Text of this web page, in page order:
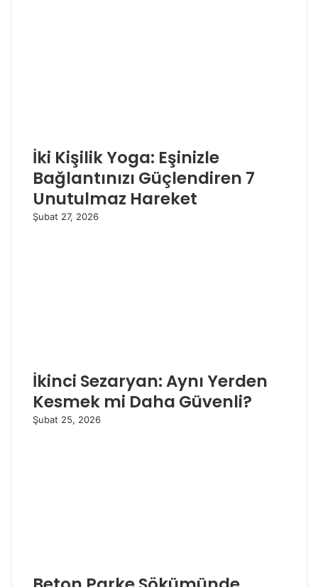
İki Kişilik Yoga: Eşinizle
Bağlantınızı Güçlendiren 7
Unutulmaz Hareket
Şubat 27, 2026
İkinci Sezaryan: Aynı Yerden
Kesmek mi Daha Güvenli?
Şubat 25, 2026